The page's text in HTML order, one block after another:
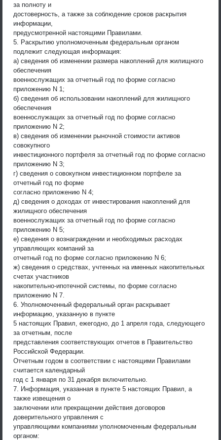
за полноту и
достоверность, а также за соблюдение сроков раскрытия
информации,
предусмотренной настоящими Правилами.
5. Раскрытию уполномоченным федеральным органом
подлежит следующая информация:
а) сведения об изменении размера накоплений для жилищного
обеспечения
военнослужащих за отчетный год по форме согласно
приложению N 1;
б) сведения об использовании накоплений для жилищного
обеспечения
военнослужащих за отчетный год по форме согласно
приложению N 2;
в) сведения об изменении рыночной стоимости активов
совокупного
инвестиционного портфеля за отчетный год по форме согласно
приложению N 3;
г) сведения о совокупном инвестиционном портфеле за
отчетный год по форме
согласно приложению N 4;
д) сведения о доходах от инвестирования накоплений для
жилищного обеспечения
военнослужащих за отчетный год по форме согласно
приложению N 5;
е) сведения о вознаграждении и необходимых расходах
управляющих компаний за
отчетный год по форме согласно приложению N 6;
ж) сведения о средствах, учтенных на именных накопительных
счетах участников
накопительно-ипотечной системы, по форме согласно
приложению N 7.
6. Уполномоченный федеральный орган раскрывает
информацию, указанную в пункте
5 настоящих Правил, ежегодно, до 1 апреля года, следующего
за отчетным, после
представления соответствующих отчетов в Правительство
Российской Федерации.
Отчетным годом в соответствии с настоящими Правилами
считается календарный
год с 1 января по 31 декабря включительно.
7. Информация, указанная в пункте 5 настоящих Правил, а
также извещения о
заключении или прекращении действия договоров
доверительного управления с
управляющими компаниями уполномоченным федеральным
органом: